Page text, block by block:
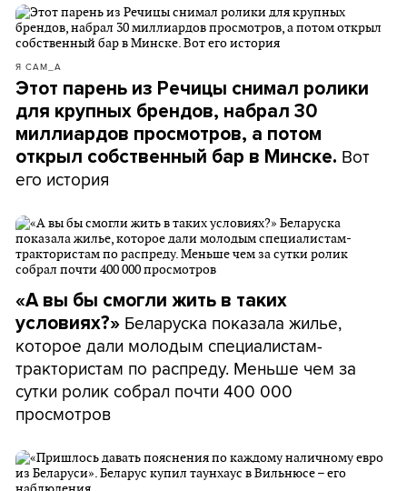
Я САМ_А
Этот парень из Речицы снимал ролики
для крупных брендов, набрал 30
миллиардов просмотров, а потом
открыл собственный бар в Минске. Вот
его история
«А вы бы смогли жить в таких
условиях?» Беларуска показала жилье,
которое дали молодым специалистам-
трактористам по распреду. Меньше чем за
сутки ролик собрал почти 400 000
просмотров